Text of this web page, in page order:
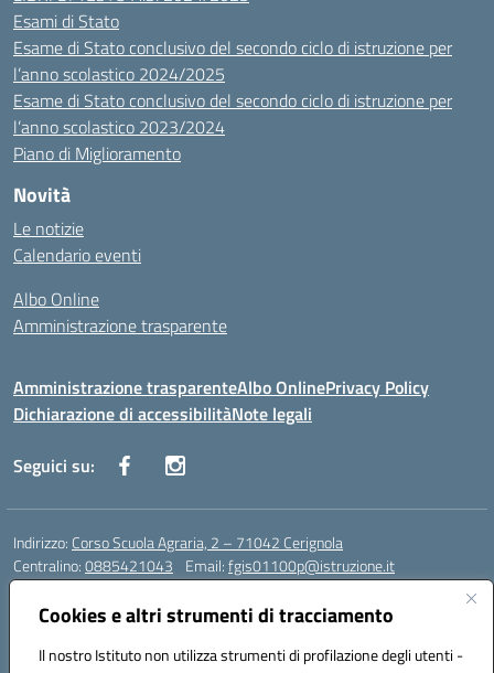
Cookies e altri strumenti di tracciamento
Il nostro Istituto non utilizza strumenti di profilazione degli utenti -
Esami di Stato
Esame di Stato conclusivo del secondo ciclo di istruzione per
l’anno scolastico 2024/2025
Esame di Stato conclusivo del secondo ciclo di istruzione per
l’anno scolastico 2023/2024
Piano di Miglioramento
Novità
Le notizie
Calendario eventi
Albo Online
Amministrazione trasparente
Amministrazione trasparenteAlbo OnlinePrivacy Policy
Dichiarazione di accessibilitàNote legali
Seguici su:
Indirizzo: Corso Scuola Agraria, 2 – 71042 Cerignola
Centralino:0885421043 Email:fgis01100p@istruzione.it
Posta elettronica certificata (PEC):
Codice fiscale: 00318650710
Codice meccanografico:fgis01100p